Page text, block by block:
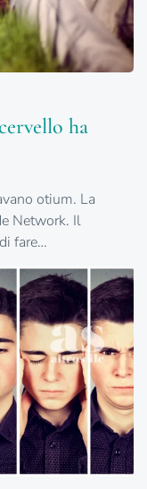
ha
otium. La
Network. Il
fare…